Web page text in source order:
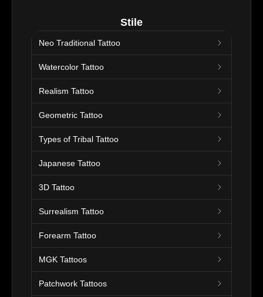
Stile
Neo Traditional Tattoo
Watercolor Tattoo
Realism Tattoo
Geometric Tattoo
Types of Tribal Tattoo
Japanese Tattoo
3D Tattoo
Surrealism Tattoo
Forearm Tattoo
MGK Tattoos
Patchwork Tattoos